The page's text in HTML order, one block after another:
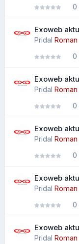
0
Exoweb
Pridal Roman
0
Exoweb
Pridal Roman
0
Exoweb
Pridal Roman
0
Exoweb
Pridal Roman
0
Exoweb
Pridal Roman